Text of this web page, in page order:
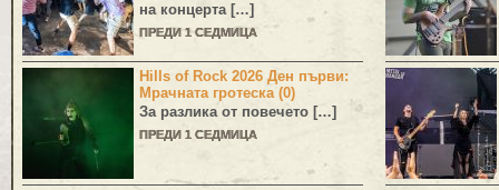
на концерта […]
ПРЕДИ 1 СЕДМИЦА
Hills of Rock 2026 Ден първи:
Мрачната гротеска (0)
За разлика от повечето […]
ПРЕДИ 1 СЕДМИЦА